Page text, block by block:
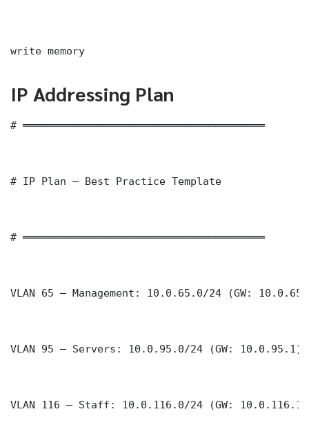
write memory
IP Addressing Plan
# ═══════════════════════════════════════
# IP Plan — Best Practice Template
# ═══════════════════════════════════════
VLAN 65 — Management: 10.0.65.0/24 (GW:
VLAN 95 — Servers: 10.0.95.0/24 (GW: 10.0.95.1)
VLAN 116 — Staff: 10.0.116.0/24 (GW: 10.0.116.1)